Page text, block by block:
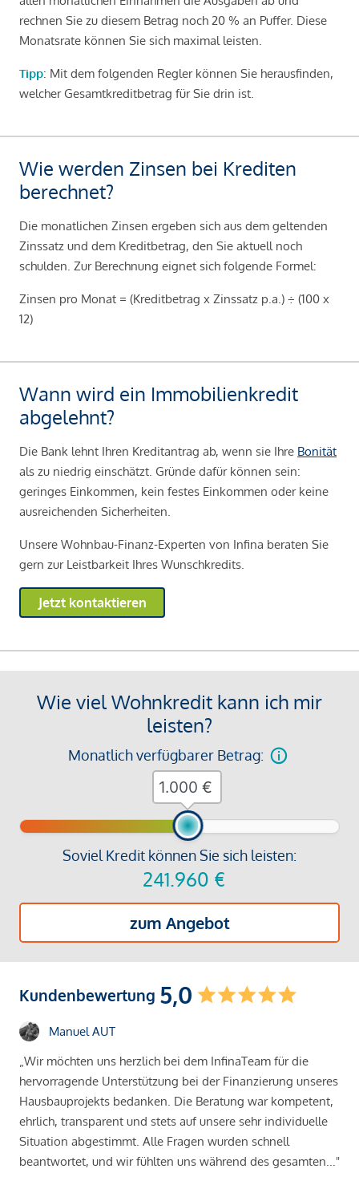
rechnen Sie zu diesem Betrag noch 20 % an Puffer. Diese
Monatsrate können Sie sich maximal leisten.
Tipp: Mit dem folgenden Regler können Sie herausfinden,
welcher Gesamtkreditbetrag für Sie drin ist.
Wie werden Zinsen bei Krediten
berechnet?
Die monatlichen Zinsen ergeben sich aus dem geltenden
Zinssatz und dem Kreditbetrag, den Sie aktuell noch
schulden. Zur Berechnung eignet sich folgende Formel:
Zinsen pro Monat = (Kreditbetrag x Zinssatz p.a.) ÷ (100 x
12)
Wann wird ein Immobilienkredit
abgelehnt?
Die Bank lehnt Ihren Kreditantrag ab, wenn sie Ihre Bonität
als zu niedrig einschätzt. Gründe dafür können sein:
geringes Einkommen, kein festes Einkommen oder keine
ausreichenden Sicherheiten.
Unsere Wohnbau-Finanz-Experten von Infina beraten Sie
gern zur Leistbarkeit Ihres Wunschkredits.
Jetzt kontaktieren
Wie viel Wohnkredit kann ich mir
leisten?
Monatlich verfügbarer Betrag:
Soviel Kredit können Sie sich leisten:
241.960 €
zum Angebot
€
Kundenbewertung 5,0
Manuel AUT
„Wir möchten uns herzlich bei dem InfinaTeam für die
hervorragende Unterstützung bei der Finanzierung unseres
Hausbauprojekts bedanken. Die Beratung war kompetent,
ehrlich, transparent und stets auf unsere sehr individuelle
Situation abgestimmt. Alle Fragen wurden schnell
beantwortet, und wir fühlten uns während des gesamten..."